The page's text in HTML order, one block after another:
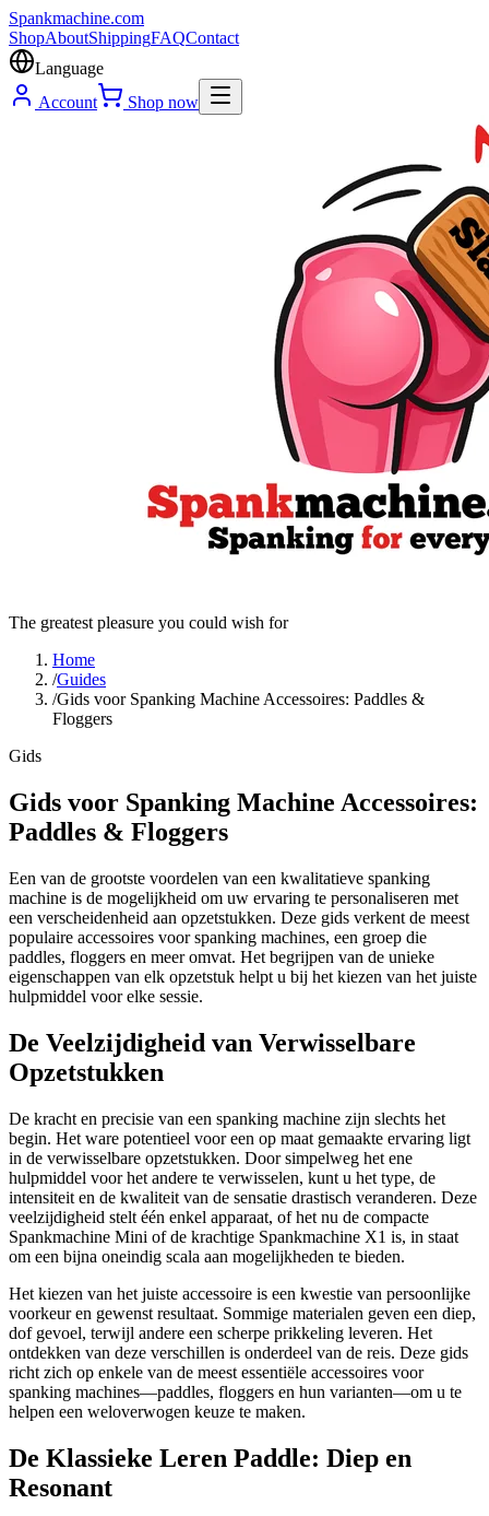
Spankmachine.com
ShopAboutShippingFAQContact
Language
Account
Shop now
The greatest pleasure you could wish for
Home
/Guides
/Gids voor Spanking Machine Accessoires: Paddles &
Floggers
Gids
Gids voor Spanking Machine Accessoires:
Paddles & Floggers
Een van de grootste voordelen van een kwalitatieve spanking
machine is de mogelijkheid om uw ervaring te personaliseren met
een verscheidenheid aan opzetstukken. Deze gids verkent de meest
populaire accessoires voor spanking machines, een groep die
paddles, floggers en meer omvat. Het begrijpen van de unieke
eigenschappen van elk opzetstuk helpt u bij het kiezen van het juiste
hulpmiddel voor elke sessie.
De Veelzijdigheid van Verwisselbare
Opzetstukken
De kracht en precisie van een spanking machine zijn slechts het
begin. Het ware potentieel voor een op maat gemaakte ervaring ligt
in de verwisselbare opzetstukken. Door simpelweg het ene
hulpmiddel voor het andere te verwisselen, kunt u het type, de
intensiteit en de kwaliteit van de sensatie drastisch veranderen. Deze
veelzijdigheid stelt één enkel apparaat, of het nu de compacte
Spankmachine Mini of de krachtige Spankmachine X1 is, in staat
om een bijna oneindig scala aan mogelijkheden te bieden.
Het kiezen van het juiste accessoire is een kwestie van persoonlijke
voorkeur en gewenst resultaat. Sommige materialen geven een diep,
dof gevoel, terwijl andere een scherpe prikkeling leveren. Het
ontdekken van deze verschillen is onderdeel van de reis. Deze gids
richt zich op enkele van de meest essentiële accessoires voor
spanking machines—paddles, floggers en hun varianten—om u te
helpen een weloverwogen keuze te maken.
De Klassieke Leren Paddle: Diep en
Resonant